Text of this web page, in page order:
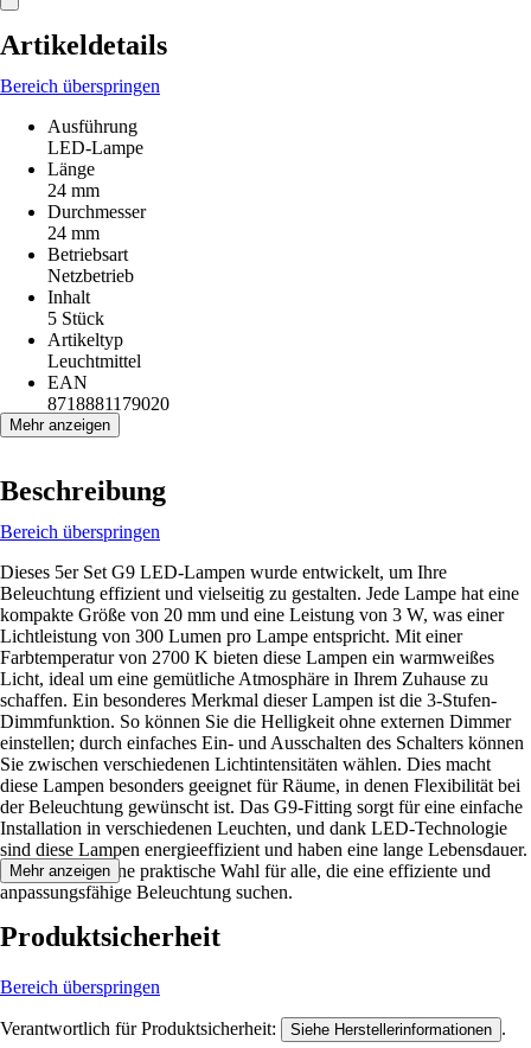
Artikeldetails
Bereich überspringen
Ausführung
LED-Lampe
Länge
24 mm
Durchmesser
24 mm
Betriebsart
Netzbetrieb
Inhalt
5 Stück
Artikeltyp
Leuchtmittel
EAN
8718881179020
Mehr anzeigen
Beschreibung
Bereich überspringen
Dieses 5er Set G9 LED-Lampen wurde entwickelt, um Ihre
Beleuchtung effizient und vielseitig zu gestalten. Jede Lampe hat eine
kompakte Größe von 20 mm und eine Leistung von 3 W, was einer
Lichtleistung von 300 Lumen pro Lampe entspricht. Mit einer
Farbtemperatur von 2700 K bieten diese Lampen ein warmweißes
Licht, ideal um eine gemütliche Atmosphäre in Ihrem Zuhause zu
schaffen. Ein besonderes Merkmal dieser Lampen ist die 3-Stufen-
Dimmfunktion. So können Sie die Helligkeit ohne externen Dimmer
einstellen; durch einfaches Ein- und Ausschalten des Schalters können
Sie zwischen verschiedenen Lichtintensitäten wählen. Dies macht
diese Lampen besonders geeignet für Räume, in denen Flexibilität bei
der Beleuchtung gewünscht ist. Das G9-Fitting sorgt für eine einfache
Installation in verschiedenen Leuchten, und dank LED-Technologie
sind diese Lampen energieeffizient und haben eine lange Lebensdauer.
Dieses Set ist eine praktische Wahl für alle, die eine effiziente und
anpassungsfähige Beleuchtung suchen.
Mehr anzeigen
Produktsicherheit
Bereich überspringen
Verantwortlich für Produktsicherheit: Siehe Herstellerinformationen .